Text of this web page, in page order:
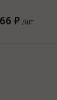
₽ /шт